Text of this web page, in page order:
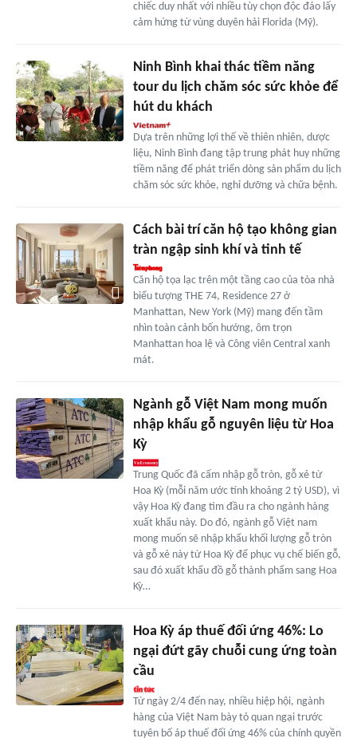
chiếc duy nhất với nhiều tùy chọn độc đáo lấy
cảm hứng từ vùng duyên hải Florida (Mỹ).
Ninh Bình khai thác tiềm năng
tour du lịch chăm sóc sức khỏe để
hút du khách
Dựa trên những lợi thế về thiên nhiên, dược
liệu, Ninh Bình đang tập trung phát huy những
tiềm năng để phát triển dòng sản phẩm du lịch
chăm sóc sức khỏe, nghỉ dưỡng và chữa bệnh.
Cách bài trí căn hộ tạo không gian
tràn ngập sinh khí và tinh tế
Căn hộ tọa lạc trên một tầng cao của tòa nhà
biểu tượng THE 74, Residence 27 ở
Manhattan, New York (Mỹ) mang đến tầm
nhìn toàn cảnh bốn hướng, ôm trọn
Manhattan hoa lệ và Công viên Central xanh
mát.
Ngành gỗ Việt Nam mong muốn
nhập khẩu gỗ nguyên liệu từ Hoa
Kỳ
Trung Quốc đã cấm nhập gỗ tròn, gỗ xẻ từ
Hoa Kỳ (mỗi năm ước tính khoảng 2 tỷ USD), vì
vậy Hoa Kỳ đang tìm đầu ra cho ngành hàng
xuất khẩu này. Do đó, ngành gỗ Việt nam
mong muốn sẽ nhập khẩu khối lượng gỗ tròn
và gỗ xẻ này từ Hoa Kỳ để phục vụ chế biến gỗ,
sau đó xuất khẩu đồ gỗ thành phẩm sang Hoa
Kỳ…
Hoa Kỳ áp thuế đối ứng 46%: Lo
ngại đứt gãy chuỗi cung ứng toàn
cầu
Từ ngày 2/4 đến nay, nhiều hiệp hội, ngành
hàng của Việt Nam bày tỏ quan ngại trước
tuyên bố áp thuế đối ứng 46% của chính quyền